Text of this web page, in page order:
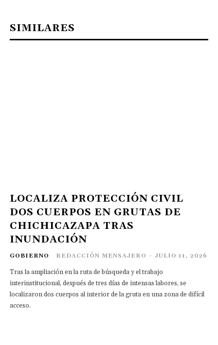
SIMILARES
LOCALIZA PROTECCIÓN CIVIL
DOS CUERPOS EN GRUTAS DE
CHICHICAZAPA TRAS
INUNDACIÓN
GOBIERNO REDACCIÓN MENSAJERO - JULIO 11, 2026
Tras la ampliación en la ruta de búsqueda y el trabajo
interinstitucional, después de tres días de intensas labores, se
localizaron dos cuerpos al interior de la gruta en una zona de difícil
acceso.